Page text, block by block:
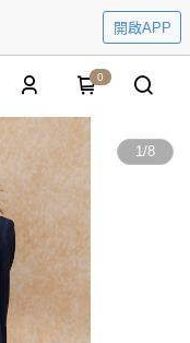
開啟APP
0
1/8